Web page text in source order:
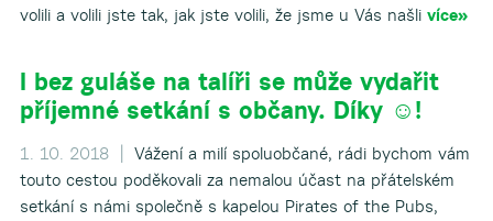
volili a volili jste tak, jak jste volili, že jsme u Vás našli více»
I bez guláše na talíři se může vydařit
příjemné setkání s občany. Díky ☺!
1. 10. 2018 |
Vážení a milí spoluobčané, rádi bychom vám
touto cestou poděkovali za nemalou účast na přátelském
setkání s námi společně s kapelou Pirates of the Pubs,